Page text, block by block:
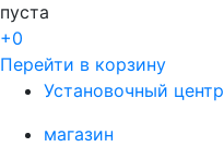
пуста
+0
Перейти в корзину
Установочный центр
магазин